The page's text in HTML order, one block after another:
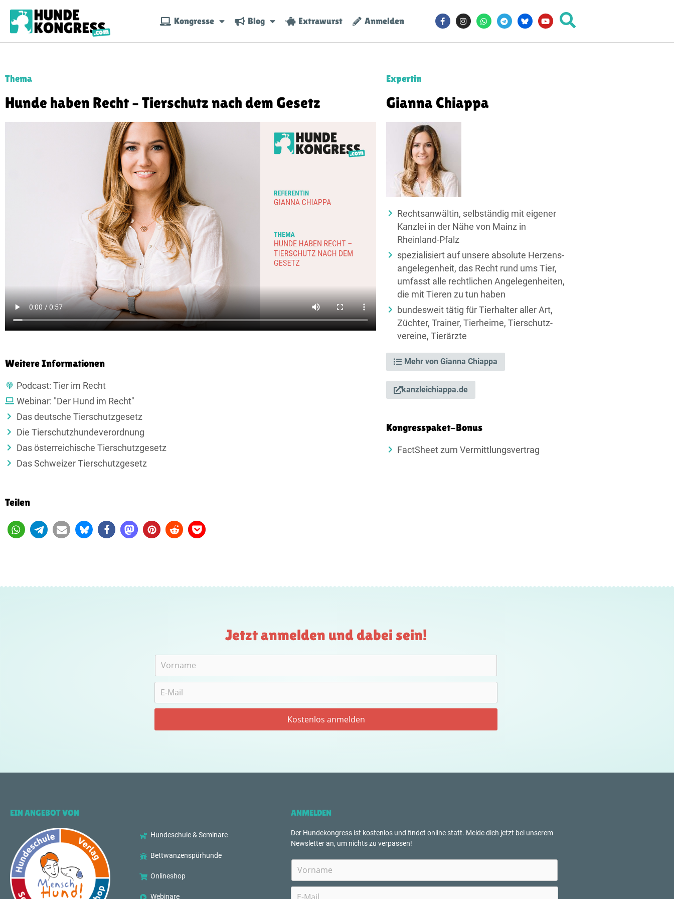
Kongresse Blog Extrawurst Anmelden
Thema
Hunde haben Recht – Tierschutz nach dem Gesetz
Weitere Informationen
Podcast: Tier im Recht
Webinar: "Der Hund im Recht"
Das deutsche Tierschutzgesetz
Die Tierschutzhundeverordnung
Das österreichische Tierschutzgesetz
Das Schweizer Tierschutzgesetz
Teilen
Expertin
Gianna Chiappa
Rechtsanwältin, selbständig mit eigener
Kanzlei in der Nähe von Mainz in
Rheinland-Pfalz
spezialisiert auf unsere absolute Herzens­
angelegenheit, das Recht rund ums Tier,
umfasst alle rechtlichen Angelegenheiten,
die mit Tieren zu tun haben
bundesweit tätig für Tierhalter aller Art,
Züchter, Trainer, Tierheime, Tier­schutz­
vereine, Tierärzte
Mehr von Gianna Chiappa
kanzleichiappa.de
Kongresspaket-Bonus
FactSheet zum Vermittlungsvertrag
Jetzt anmelden und dabei sein!
EIN ANGEBOT VON
Hundeschule & Seminare
Bettwanzenspürhunde
Onlineshop
Webinare
ANMELDEN
Der Hundekongress ist kostenlos und findet online statt. Melde dich jetzt bei unserem
Newsletter an, um nichts zu verpassen!